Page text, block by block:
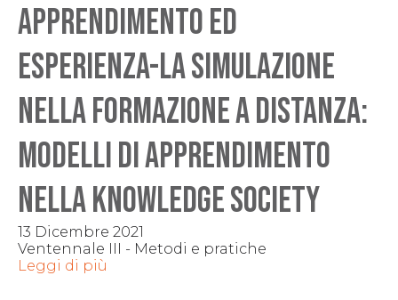
APPRENDIMENTO ED
ESPERIENZA-La simulazione
nella formazione a distanza:
modelli di apprendimento
nella knowledge society
13 Dicembre 2021
Ventennale III - Metodi e pratiche
Leggi di più